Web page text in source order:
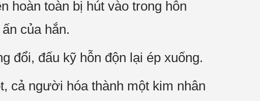
hoàn toàn bị hút vào trong hỗn
của hắn.
đổi, đấu kỹ hỗn độn lại ép xuống.
cả người hóa thành một kim nhân